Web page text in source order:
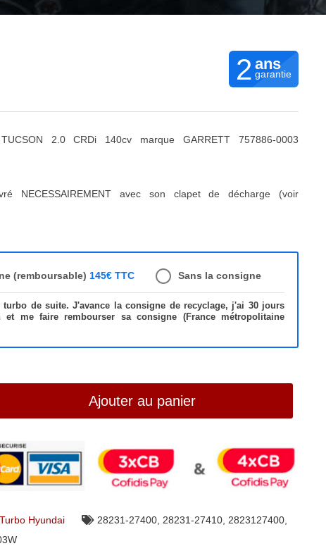
2 ans
garantie
2.0 CRDi 140cv marque GARRETT 757886-0003
NECESSAIREMENT avec son clapet de décharge (voir
(remboursable) 145€ TTC Sans la consigne
turbo de suite. J'avance la consigne de recyclage, j'ai 30 jours
et me faire rembourser sa consigne (France métropolitaine
Ajouter au panier
Turbo Hyundai 28231-27400, 28231-27410, 2823127400,